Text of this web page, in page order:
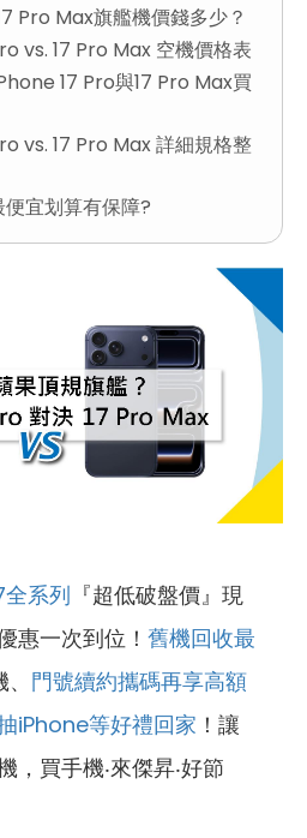
Pro Max旗艦機價錢多少？
vs. 17 Pro Max 空機價格表
17 Pro與17 Pro Max買
vs. 17 Pro Max 詳細規格整
宜划算有保障?
系列 『超低破盤價』現
惠一次到位！ 舊機回收最
門號續約攜碼再享高額
iPhone等好禮回家 ！讓
，買手機‧來傑昇‧好節